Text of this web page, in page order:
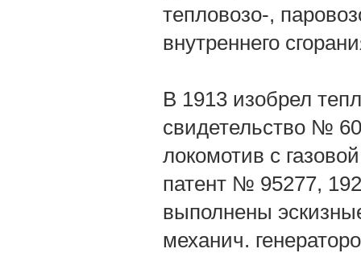
тепловозо-,
внутреннего
В 1913 изобрел
свидетельство №
локомотив с
патент № 95277,
выполнены
механич.